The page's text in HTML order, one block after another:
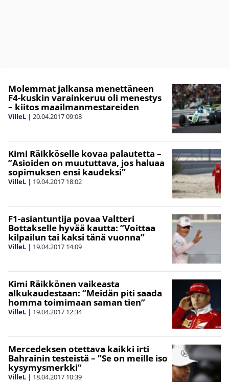
Molemmat jalkansa menettäneen
F4-kuskin varainkeruu oli menestys
– kiitos maailmanmestareiden
VilleL | 20.04.201709:08
Kimi Räikköselle kovaa palautetta –
”Asioiden on muututtava, jos haluaa
sopimuksen ensi kaudeksi”
VilleL | 19.04.2017 18:02
F1-asiantuntija povaa Valtteri
Bottakselle hyvää kautta: ”Voittaa
kilpailun tai kaksi tänä vuonna”
VilleL | 19.04.2017 14:09
Kimi Räikkönen vaikeasta
alkukaudestaan: ”Meidän piti saada
homma toimimaan saman tien”
VilleL | 19.04.2017 12:34
Mercedeksen otettava kaikki irti
Bahrainin testeistä – ”Se on meille iso
kysymysmerkki”
VilleL | 18.04.2017 10:39